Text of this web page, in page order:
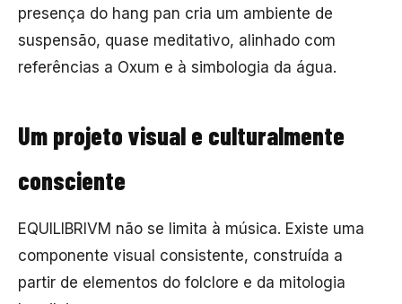
presença do hang pan cria um ambiente de
suspensão, quase meditativo, alinhado com
referências a Oxum e à simbologia da água.
Um projeto visual e culturalmente
consciente
EQUILIBRIVM não se limita à música. Existe uma
componente visual consistente, construída a
partir de elementos do folclore e da mitologia